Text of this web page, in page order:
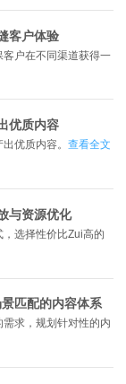
客户体验
户在不同渠道获得一
优质内容
优质内容。 查看全文
与资源优化
选择性价比Zui高的
匹配的内容体系
求，规划针对性的内